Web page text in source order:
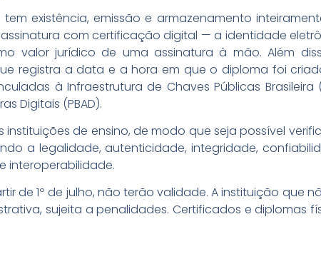
existência, emissão e armazenamento
com certificação digital — a identidade
valor jurídico de uma assinatura à mão. Além
registra a data e a hora em que o diploma foi
à Infraestrutura de Chaves Públicas Brasileira
Digitais (PBAD).
de ensino, de modo que seja possível
a legalidade, autenticidade, integridade,
interoperabilidade.
de 1º de julho, não terão validade. A instituição que
sujeita a penalidades. Certificados e diplomas